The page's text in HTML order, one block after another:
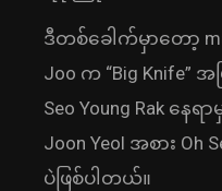
ဒီတစ်ခေါက်မှာတော့
Joo က “Big Knife”
Seo Young Rak နေရ
Joon Yeol အစား Oh
ပဲဖြစ်ပါတယ်။